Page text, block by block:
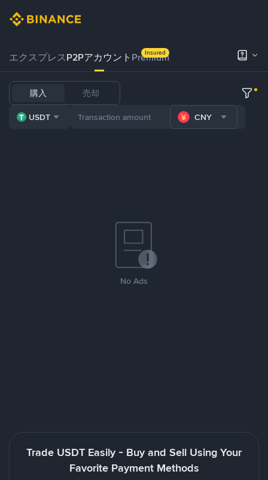
エクスプレスP2Pアカウント Premium
Insured
購入 売却
USDT CNY
No Ads
Trade USDT Easily - Buy and Sell Using Your
Favorite Payment Methods